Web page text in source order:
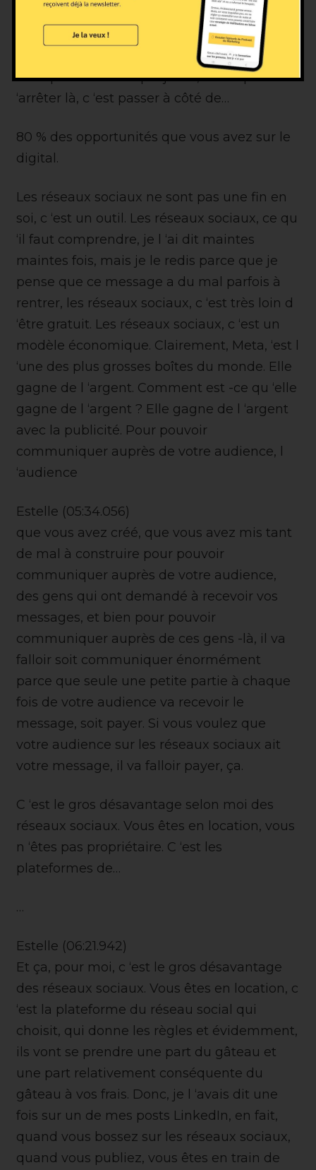
qui en fait a très probablement lancé le
marketing digital. Donc super intéressant.
Ça nous permet d ‘être visibles sur l
‘échiquier. Mais ce que je dis, c ‘est que s
‘arrêter là, c ‘est passer à côté de…
80 % des opportunités que vous avez sur le
digital.
Les réseaux sociaux ne sont pas une fin en
soi, c ‘est un outil. Les réseaux sociaux, ce qu
‘il faut comprendre, je l ‘ai dit maintes
maintes fois, mais je le redis parce que je
pense que ce message a du mal parfois à
rentrer, les réseaux sociaux, c ‘est très loin d
‘être gratuit. Les réseaux sociaux, c ‘est un
modèle économique. Clairement, Meta, ‘est l
‘une des plus grosses boîtes du monde. Elle
gagne de l ‘argent. Comment est -ce qu ‘elle
gagne de l ‘argent ? Elle gagne de l ‘argent
avec la publicité. Pour pouvoir
communiquer auprès de votre audience, l
‘audience
Estelle (05:34.056)
que vous avez créé, que vous avez mis tant
de mal à construire pour pouvoir
communiquer auprès de votre audience,
des gens qui ont demandé à recevoir vos
messages, et bien pour pouvoir
communiquer auprès de ces gens -là, il va
falloir soit communiquer énormément
parce que seule une petite partie à chaque
fois de votre audience va recevoir le
message, soit payer. Si vous voulez que
votre audience sur les réseaux sociaux ait
votre message, il va falloir payer, ça.
C ‘est le gros désavantage selon moi des
réseaux sociaux. Vous êtes en location, vous
n ‘êtes pas propriétaire. C ‘est les
plateformes de…
…
Estelle (06:21.942)
Et ça, pour moi, c ‘est le gros désavantage
des réseaux sociaux. Vous êtes en location, c
‘est la plateforme du réseau social qui
choisit, qui donne les règles et évidemment,
ils vont se prendre une part du gâteau et
une part relativement conséquente du
gâteau à vos frais. Donc, je l ‘avais dit une
fois sur un de mes posts LinkedIn, en fait,
quand vous bossez sur les réseaux sociaux,
quand vous publiez, vous êtes en train de